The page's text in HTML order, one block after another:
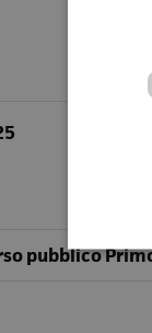
pubblico